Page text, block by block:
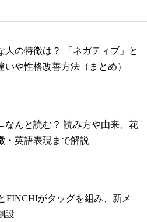
人の特徴は？ 「ネガティブ」と
いや性格改善方法（まとめ）
なんと読む？ 読み方や由来、花
・英語表現まで解説
FINCHIがタッグを組み、新メ
設